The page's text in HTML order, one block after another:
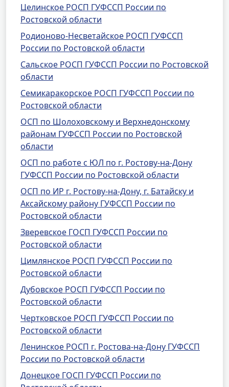
Целинское РОСП ГУФССП России по
Ростовской области
Родионово-Несветайское РОСП ГУФССП
России по Ростовской области
Сальское РОСП ГУФССП России по Ростовской
области
Семикаракорское РОСП ГУФССП России по
Ростовской области
ОСП по Шолоховскому и Верхнедонскому
районам ГУФССП России по Ростовской
области
ОСП по работе с ЮЛ по г. Ростову-на-Дону
ГУФССП России по Ростовской области
ОСП по ИР г. Ростову-на-Дону, г. Батайску и
Аксайскому району ГУФССП России по
Ростовской области
Зверевское ГОСП ГУФССП России по
Ростовской области
Цимлянское РОСП ГУФССП России по
Ростовской области
Дубовское РОСП ГУФССП России по
Ростовской области
Чертковское РОСП ГУФССП России по
Ростовской области
Ленинское РОСП г. Ростова-на-Дону ГУФССП
России по Ростовской области
Донецкое ГОСП ГУФССП России по